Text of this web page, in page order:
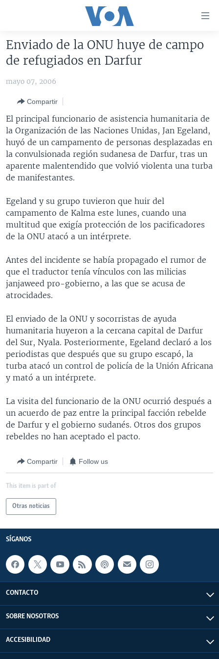
accesibilidad
Salte
principal
Salte
navegador
principal
Salte
búsqueda
AMÉRICA DEL NORTE
MÉXICO
HAITÍ
ELECCIONES EEUU 2024
ELECCIONES EEUU
VOTO DIVIDIDO
VOA VERIFICA
VOA VERIFICA UCRANIA/RUSIA
VOA VERIFICA INMIGRACIÓN
VOA VERIFICA AMÉRICA LATINA
AMÉRICA LATINA
ARGENTINA
BOLIVIA
COLOMBIA
CHILE
ECUADOR
VENEZUELA
CHINA EN AMÉRICA LATINA
CENTROAMÉRICA
COSTA RICA
EL SALVADOR
HONDURAS
NICARAGUA
OTRAS SECCIONES
INMIGRACIÓN
MUNDO
ECONOMÍA
TECNOLOGÍA
DEPORTES
CIENCIA Y SALUD
ESPECIALES DE LA VOA
UCRANIA
MULTIMEDIA
FOTOGRAFÍA
AUDIOS
EL MUNDO AL DÍA
FORO INTERAMERICANO
VISIÓN 360
LAS CLAVES
PANORAMA
RADIO
AVANCE INFORMATIVO
AUDIONOTICIAS
BUENOS DÍAS AMÉRICA
ESTADOS UNIDOS AL DÍA
EL MUNDO AL DÍA [RADIO]
FORO [RADIO]
NOTA ECONÓMICA
ENTRETENIMIENTO
DIRECT
DOCUMENTALES DE LA VOA
SÍGANOS
Idiomas
Enviado de la ONU huye de campo
de refugiados en Darfur
mayo 07, 2006
Compartir
El principal funcionario de asistencia humanitaria de
la Organización de las Naciones Unidas, Jan Egeland,
huyó de un campamento de personas desplazadas en
la convulsionada región sudanesa de Darfur, tras un
aparente malentendido que volvió violenta una turba
de manifestantes.
Egeland y su grupo tuvieron que huir del
campamento de Kalma este lunes, cuando una
multitud que exigía protección de los pacificadores
de la ONU atacó a un intérprete.
Antes del incidente se había propagado el rumor de
que el traductor tenía vínculos con las milicias
janjaweed pro-gobierno, a las que se acusa de
atrocidades.
El enviado de la ONU y socorristas de ayuda
humanitaria huyeron a la cercana capital de Darfur
del Sur, Nyala. Posteriormente, Egeland declaró a los
periodistas que después que su grupo escapó, la
turba atacó un control de policía de la Unión Africana
y mató a un intérprete.
La visita del funcionario de la ONU ocurrió después a
un acuerdo de paz entre la principal facción rebelde
de Darfur y el gobierno sudanés. Otros dos grupos
rebeldes no han aceptado el pacto.
Compartir Follow us
This item is part of
Otras noticias
SÍGANOS
CONTACTO
SOBRE NOSOTROS
ACCESIBILIDAD